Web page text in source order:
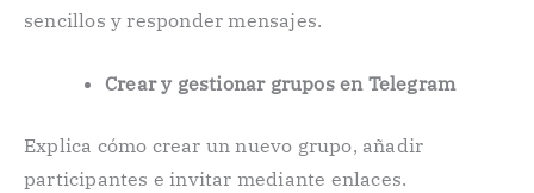
sencillos y responder mensajes.
Crear y gestionar grupos en Telegram
Explica cómo crear un nuevo grupo, añadir
participantes e invitar mediante enlaces.